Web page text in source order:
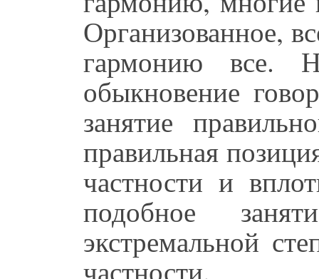
Организованное,
гармонию все.
обыкновение
занятие
правильная
частности и
подобное
экстремальной
частности.